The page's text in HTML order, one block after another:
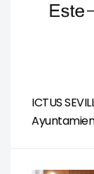
ICTUS